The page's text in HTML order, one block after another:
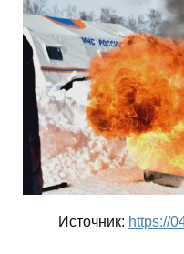
Источник: https://